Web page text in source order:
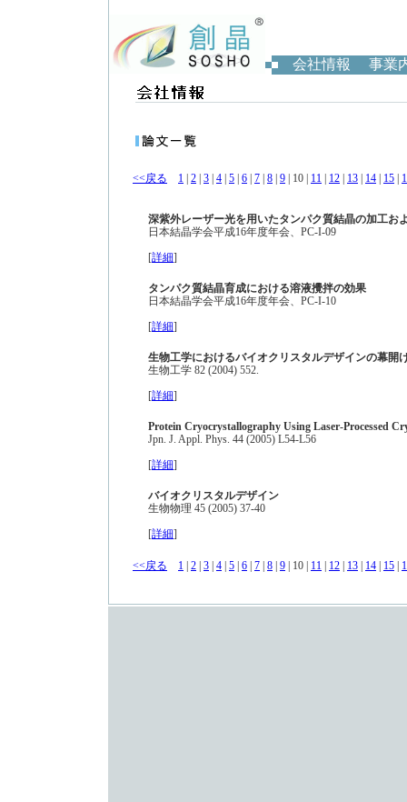
会社情報 事業
<<戻る 1 2 3 4 5 6 7 8 9 | 10 | 11 12 13 14 15
深紫外レーザー光を用いたタンパク質結晶の加工お
日本結晶学会平成16年度年会、PC-I-09
[詳細]
タンパク質結晶育成における溶液攪拌の効果
日本結晶学会平成16年度年会、PC-I-10
[詳細]
生物工学におけるバイオクリスタルデザインの幕開
生物工学 82 (2004) 552.
[詳細]
Protein Cryocrystallography Using Laser-Processed
Jpn. J. Appl. Phys. 44 (2005) L54-L56
[詳細]
バイオクリスタルデザイン
生物物理 45 (2005) 37-40
[詳細]
<<戻る 1 2 3 4 5 6 7 8 9 | 10 | 11 12 13 14 15